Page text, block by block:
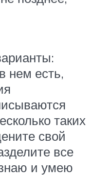
нем есть,
таких
свой
все
и умею